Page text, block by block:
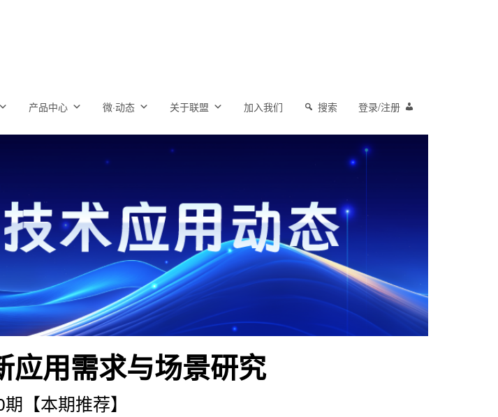
产品中心 微·动态 关于联盟 加入我们 搜索 登录/注册
应用需求与场景研究
【本期推荐】